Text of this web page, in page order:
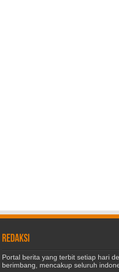
REDAKSI
Portal berita yang terbit setiap hari
berimbang, mencakup seluruh